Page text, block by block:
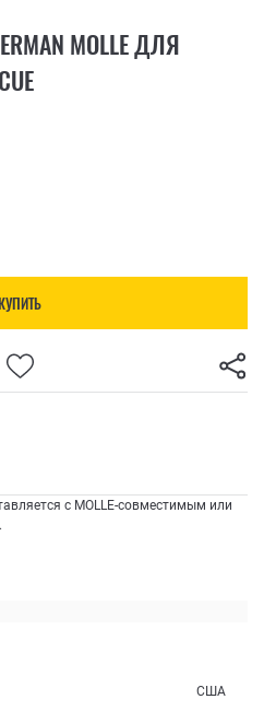
MOLLE ДЛЯ
с MOLLE-совместимым или
США